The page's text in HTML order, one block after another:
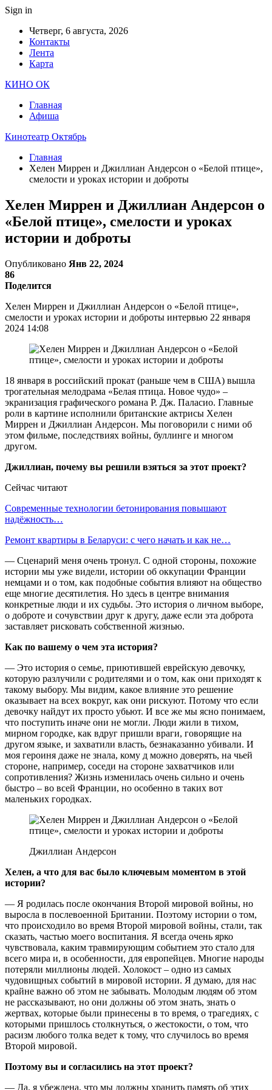
Sign in
Четверг, 6 августа, 2026
Контакты
Лента
Карта
КИНО ОК
Главная
Афиша
Кинотеатр Октябрь
Главная
Хелен Миррен и Джиллиан Андерсон о «Белой птице»,
смелости и уроках истории и доброты
Хелен Миррен и Джиллиан Андерсон о
«Белой птице», смелости и уроках
истории и доброты
Опубликовано Янв 22, 2024
86
Поделится
Хелен Миррен и Джиллиан Андерсон о «Белой птице»,
смелости и уроках истории и доброты интервью 22 января
2024 14:08
18 января в российский прокат (раньше чем в США) вышла
трогательная мелодрама «Белая птица. Новое чудо» –
экранизация графического романа Р. Дж. Паласио. Главные
роли в картине исполнили британские актрисы Хелен
Миррен и Джиллиан Андерсон. Мы поговорили с ними об
этом фильме, последствиях войны, буллинге и многом
другом.
Джиллиан, почему вы решили взяться за этот проект?
Сейчас читают
Современные технологии бетонирования повышают
надёжность…
Ремонт квартиры в Беларуси: с чего начать и как не…
— Сценарий меня очень тронул. С одной стороны, похожие
истории мы уже видели, истории об оккупации Франции
немцами ​​и о том, как подобные события влияют на общество
еще многие десятилетия. Но здесь в центре внимания
конкретные люди и их судьбы. Это история о личном выборе,
о доброте и сочувствии друг к другу, даже если эта доброта
заставляет рисковать собственной жизнью.
Как по вашему о чем эта история?
— Это история о семье, приютившей еврейскую девочку,
которую разлучили с родителями и о том, как они приходят к
такому выбору. Мы видим, какое влияние это решение
оказывает на всех вокруг, как они рискуют. Потому что если
девочку найдут их просто убьют. И все же мы ясно понимаем,
что поступить иначе они не могли. Люди жили в тихом,
мирном городке, как вдруг пришли враги, говорящие на
другом языке, и захватили власть, безнаказанно убивали. И
моя героиня даже не знала, кому д можно доверять, на чьей
стороне, например, соседи на стороне захватчиков или
сопротивления? Жизнь изменилась очень сильно и очень
быстро – во всей Франции, но особенно в таких вот
маленьких городках.
Джиллиан Андерсон
Хелен, а что для вас было ключевым моментом в этой
истории?
— Я родилась после окончания Второй мировой войны, но
выросла в послевоенной Британии. Поэтому истории о том,
что происходило во время Второй мировой войны, стали, так
сказать, частью моего воспитания. Я всегда очень ярко
чувствовала, каким травмирующим событием это стало для
всего мира и, в особенности, для европейцев. Многие народы
потеряли миллионы людей. Холокост – одно из самых
чудовищных событий в мировой истории. Я думаю, для нас
крайне важно об этом не забывать. Молодым людям об этом
не рассказывают, но они должны об этом знать, знать о
жертвах, которые были принесены в то время, о трагедиях, с
которыми пришлось столкнуться, о жестокости, о том, что
расизм любого толка ведет к тому, что случилось во время
Второй мировой.
Поэтому вы и согласились на этот проект?
— Да, я убеждена, что мы должны хранить память об этих